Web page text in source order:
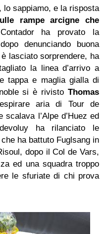
lo sappiamo, e la risposta
rampe arcigne che
ha provato la
denunciando buona
lasciato sorprendere, ha
la linea d’arrivo a
tappa e maglia gialla di
si è rivisto Thomas
aria di Tour de
l’Alpe d’Huez ed
ha rilanciato le
ha battuto Fuglsang in
dopo il Col de Vars,
ed una squadra troppo
le sfuriate di chi prova